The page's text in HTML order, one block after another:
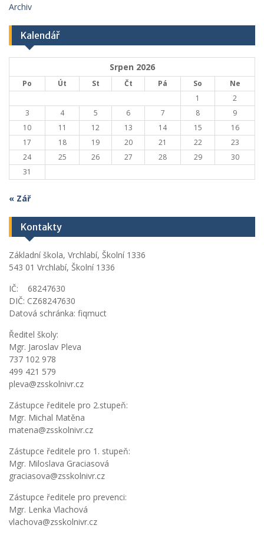
Archiv
Kalendář
Srpen 2026
Po Út St Čt Pá So
Ne
1
2
3
4 5 6 7 8
9
10
11 12 13 14 15
16
17
18 19 20 21 22
23
24
25 26 27 28 29
30
31
« Zář
Kontakty
Základní škola, Vrchlabí, Školní 1336
543 01 Vrchlabí, Školní 1336
IČ: 68247630
DIČ: CZ68247630
Datová schránka: fiqmuct
Ředitel školy:
Mgr. Jaroslav Pleva
737 102 978
499 421 579
pleva@zsskolnivr.cz
Zástupce ředitele pro 2.stupeň:
Mgr. Michal Matěna
matena@zsskolnivr.cz
Zástupce ředitele pro 1. stupeň:
Mgr. Miloslava Graciasová
graciasova@zsskolnivr.cz
Zástupce ředitele pro prevenci:
Mgr. Lenka Vlachová
vlachova@zsskolnivr.cz